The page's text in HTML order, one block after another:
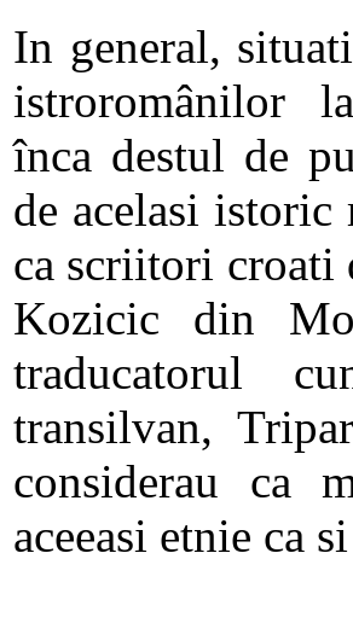
In general,
istroromânilor
înca destul de
de acelasi
ca scriitori croati
Kozicic din
traducatorul
transilvan,
considerau ca
aceeasi etnie ca